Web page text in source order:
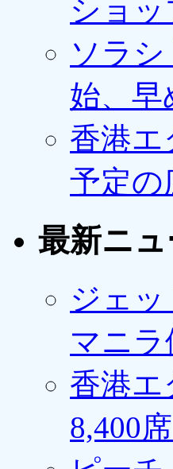
ショ
ソラ
始、早
香港エ
予定の
最新ニュ
ジェ
マニラ
香港エ
8,400